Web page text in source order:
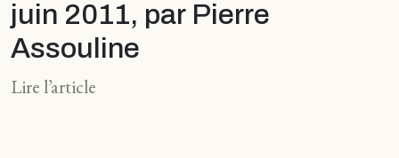
juin 2011, par Pierre
Assouline
Lire l’article